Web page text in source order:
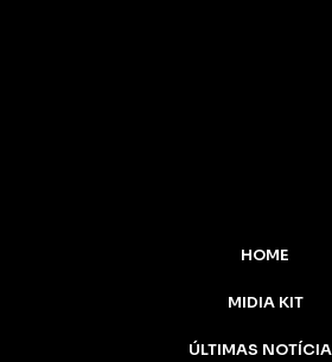
HOME
MIDIA KIT
ÚLTIMAS